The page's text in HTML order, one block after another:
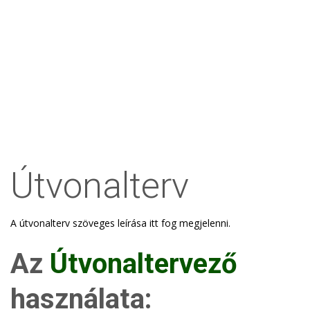
Útvonalterv
A útvonalterv szöveges leírása itt fog megjelenni.
Az Útvonaltervező
használata: